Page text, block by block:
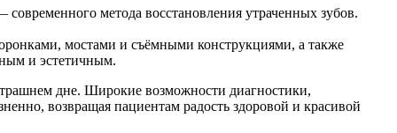
метода восстановления утраченных зубов.
мостами и съёмными конструкциями, а также
и эстетичным.
дне. Широкие возможности диагностики,
возвращая пациентам радость здоровой и красивой